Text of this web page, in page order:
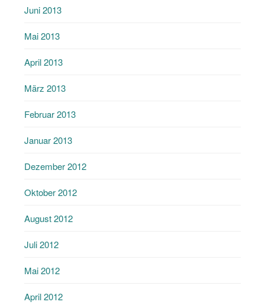
Juni 2013
Mai 2013
April 2013
März 2013
Februar 2013
Januar 2013
Dezember 2012
Oktober 2012
August 2012
Juli 2012
Mai 2012
April 2012